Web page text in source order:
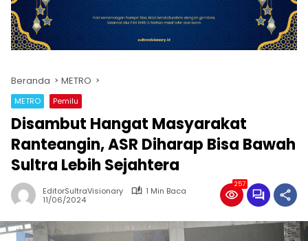
Beranda METRO
METRO Pemilu
Disambut Hangat Masyarakat
Ranteangin, ASR Diharap Bisa Bawah
Sultra Lebih Sejahtera
EditorSultraVisionary
1 Min Baca
11/06/2024
257